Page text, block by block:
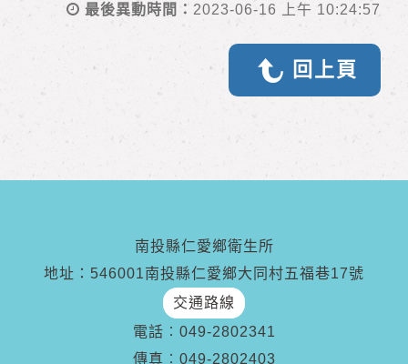
最後異動時間： 2023-06-16 上午 10:24:57
回上頁
南投縣仁愛鄉衛生所
地址：546001南投縣仁愛鄉大同村五福巷17號
交通路線
電話︰ 049-2802341
傳真︰ 049-2802403